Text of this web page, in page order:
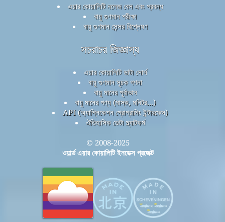
এয়ার কোয়ালিটি নলেজ বেস এবং প্রবন্ধ
বায়ু গুণমান পরীক্ষা
বায়ু গুণমান সেন্সর বিশ্লেষণ
সচরাচর জিজ্ঞাস্য
এয়ার কোয়ালিটি ডাটা সোর্স
বায়ু গুণমান সূচক গণনা
বায়ু মানের পূর্বাভাস
বায়ু মানের পণ্য (মাস্ক, মনিটর...)
API (অ্যাপ্লিকেশন প্রোগ্রামিং ইন্টারফেস)
ঐতিহাসিক ডেটা প্ল্যাটফর্ম
© 2008-2025
ওয়ার্ল্ড এয়ার কোয়ালিটি ইনডেক্স প্রজেক্ট